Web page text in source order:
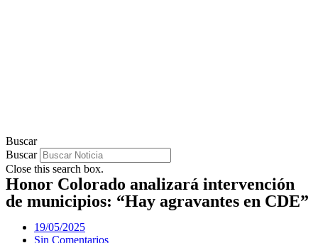
Buscar
Buscar
Close this search box.
Honor Colorado analizará intervención
de municipios: “Hay agravantes en CDE”
19/05/2025
Sin Comentarios